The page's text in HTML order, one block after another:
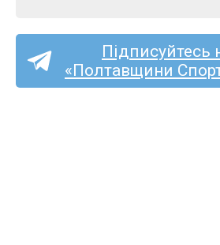
Підписуйтесь
«Полтавщини